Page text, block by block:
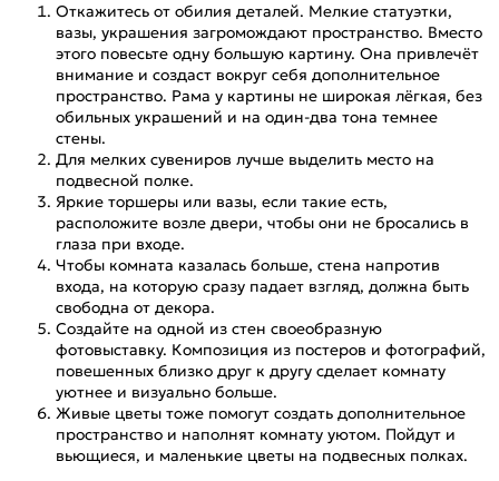
Откажитесь от обилия деталей. Мелкие статуэтки,
вазы, украшения загромождают пространство. Вместо
этого повесьте одну большую картину. Она привлечёт
внимание и создаст вокруг себя дополнительное
пространство. Рама у картины не широкая лёгкая, без
обильных украшений и на один-два тона темнее
стены.
Для мелких сувениров лучше выделить место на
подвесной полке.
Яркие торшеры или вазы, если такие есть,
расположите возле двери, чтобы они не бросались в
глаза при входе.
Чтобы комната казалась больше, стена напротив
входа, на которую сразу падает взгляд, должна быть
свободна от декора.
Создайте на одной из стен своеобразную
фотовыставку. Композиция из постеров и фотографий,
повешенных близко друг к другу сделает комнату
уютнее и визуально больше.
Живые цветы тоже помогут создать дополнительное
пространство и наполнят комнату уютом. Пойдут и
вьющиеся, и маленькие цветы на подвесных полках.